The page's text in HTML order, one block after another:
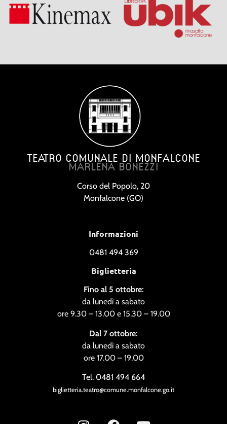
TEATRO COMUNALE DI MONFALCONE
MARLENA BONEZZI
Corso del Popolo, 20
Monfalcone (GO)
Informazioni
0481 494 369
Biglietteria
Fino al 5 ottobre:
da lunedì a sabato
ore 9.30 – 13.00 e 15.30 – 19.00
Dal 7 ottobre:
da lunedì a sabato
ore 17.00 – 19.00
Tel. 0481 494 664
biglietteria.teatro@comune.monfalcone.go.it